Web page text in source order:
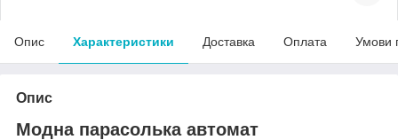
Опис Характеристики Доставка Оплата Умови
Опис
Модна парасолька автомат